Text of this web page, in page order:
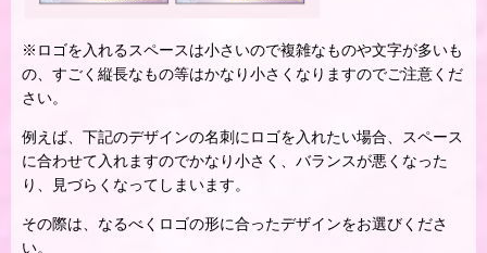
※ロゴを入れるスペースは小さいので複雑なものや文字が多いも
の、すごく縦長なもの等はかなり小さくなりますのでご注意くだ
さい。
例えば、下記のデザインの名刺にロゴを入れたい場合、スペース
に合わせて入れますのでかなり小さく、バランスが悪くなった
り、見づらくなってしまいます。
その際は、なるべくロゴの形に合ったデザインをお選びくださ
い。